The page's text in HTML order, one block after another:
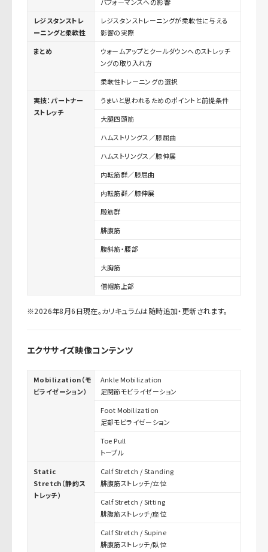
レジスタンストレ
ーニングと柔軟性
レジスタンストレーニングが柔軟性に与える
影響の実際
まとめ
ウォームアップとクールダウンへのストレッチ
ングの取り入れ方
柔軟性トレーニングの選択
実技：パートナー
ストレッチ
うまいと思われるためのポイントと前提条件
大腿四頭筋
ハムストリングス／膝屈曲
ハムストリングス／膝伸展
内転筋群／膝屈曲
内転筋群／膝伸展
殿筋群
腓腹筋
腹斜筋・腰部
大胸筋
僧帽筋上部
※2026年8月6日現在。カリキュラムは随時追加・更新されます。
エクササイズ映像コンテンツ
Mobilization（モ
ビライゼーション）
Ankle Mobilization
足関節モビライゼーション
Foot Mobilization
足部モビライゼーション
Toe Pull
トープル
Static
Stretch（静的ス
トレッチ）
Calf Stretch / Standing
腓腹筋ストレッチ/立位
Calf Stretch / Sitting
腓腹筋ストレッチ/座位
Calf Stretch / Supine
腓腹筋ストレッチ/臥位